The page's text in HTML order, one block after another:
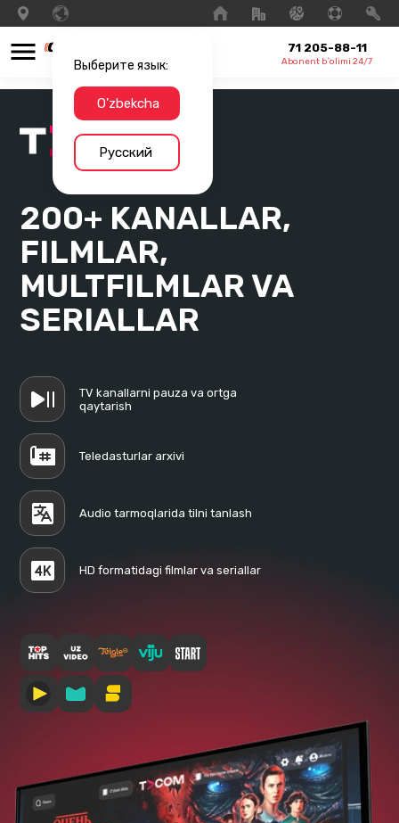
Выберите язык:
O'zbekcha
Русский
71 205-88-11
Abonent b`olimi 24/7
200+ KANALLAR,
FILMLAR,
MULTFILMLAR VA
SERIALLAR
TV kanallarni pauza va ortga
qaytarish
Teledasturlar arxivi
Audio tarmoqlarida tilni tanlash
HD formatidagi filmlar va seriallar